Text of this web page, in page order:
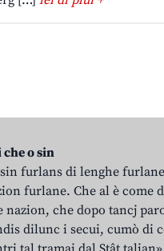
che o sin
sin furlans di lenghe
furlane. Che al è come
nazion, che dopo tancj
dilunc i secui, cumò di